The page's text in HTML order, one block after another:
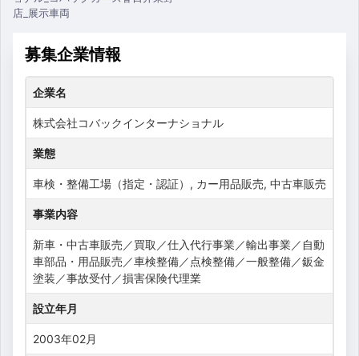
募集企業情報
企業名
株式会社コバックインターナショナル
業態
車検・整備工場（指定・認証）, カー用品販売, 中古車販売
事業内容
新車・中古車販売／買取／仕入代行事業／輸出事業／自動
車部品・用品販売／車検整備／点検整備／一般整備／鈑金
塗装／事故受付／損害保険代理業
設立年月
2003年02月